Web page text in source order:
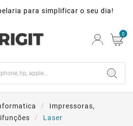
para simplificar o seu dia!
0
Impressoras,
Laser